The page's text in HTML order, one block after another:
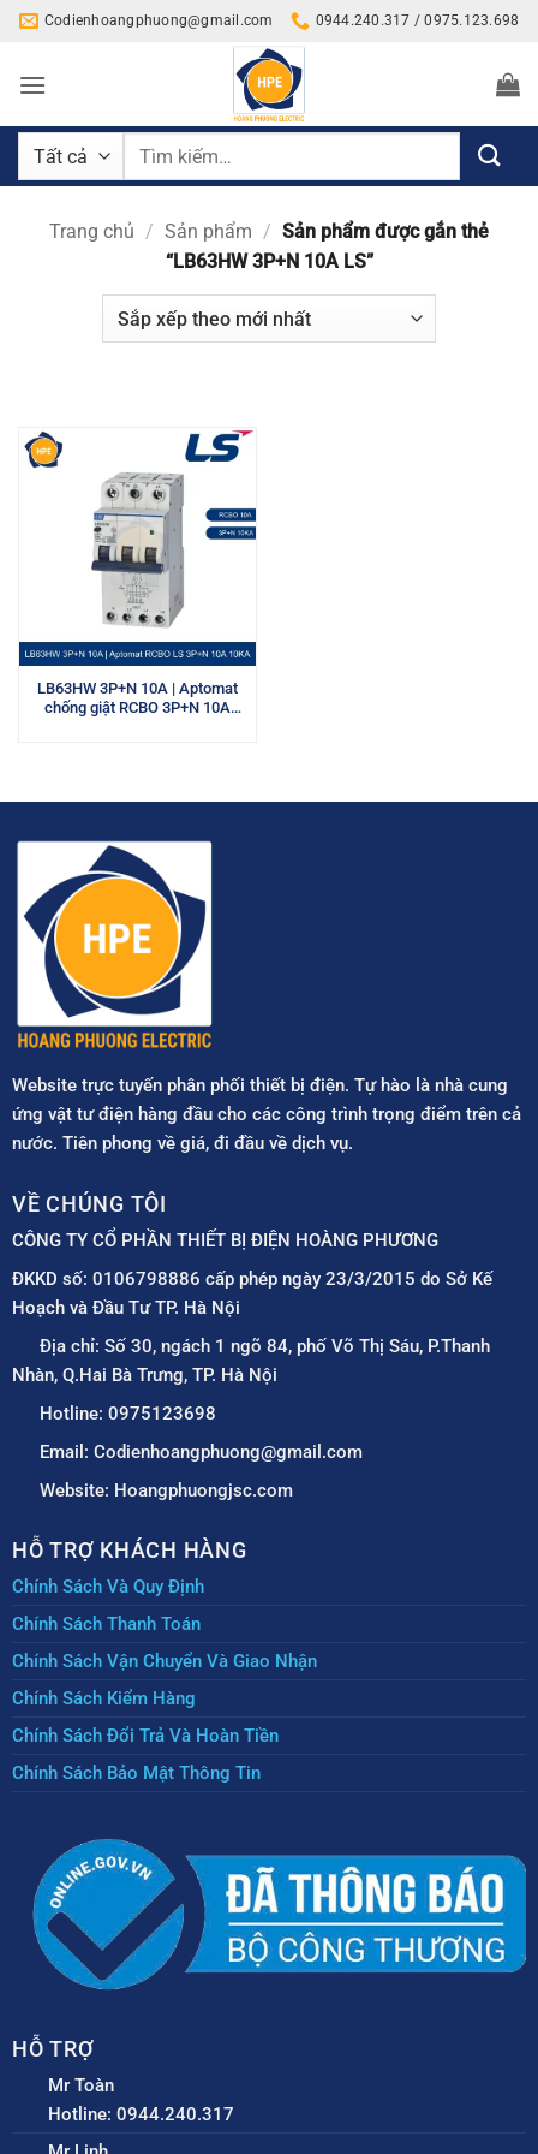
Bỏ
nội
Codienhoangphuong@gmail.com 0944.240.317 / 0975.123.698
Tìm
Trang chủ / Sản phẩm / Sản phẩm được gắn thẻ
“LB63HW 3P+N 10A LS”
LB63HW 3P+N 10A | Aptomat
chống giật RCBO 3P+N 10A
Website trực tuyến phân phối thiết bị điện. Tự hào là nhà cung
ứng vật tư điện hàng đầu cho các công trình trọng điểm trên cả
nước. Tiên phong về giá, đi đầu về dịch vụ.
VỀ CHÚNG TÔI
CÔNG TY CỔ PHẦN THIẾT BỊ ĐIỆN HOÀNG PHƯƠNG
ĐKKD số: 0106798886 cấp phép ngày 23/3/2015 do Sở Kế
Hoạch và Đầu Tư TP. Hà Nội
Địa chỉ: Số 30, ngách 1 ngõ 84, phố Võ Thị Sáu, P.Thanh
Nhàn, Q.Hai Bà Trưng, TP. Hà Nội
Hotline: 0975123698
Email: Codienhoangphuong@gmail.com
Website: Hoangphuongjsc.com
HỖ TRỢ KHÁCH HÀNG
Chính Sách Và Quy Định
Chính Sách Thanh Toán
Chính Sách Vận Chuyển Và Giao Nhận
Chính Sách Kiểm Hàng
Chính Sách Đổi Trả Và Hoàn Tiền
Chính Sách Bảo Mật Thông Tin
HỖ TRỢ
Mr Toàn
Hotline: 0944.240.317